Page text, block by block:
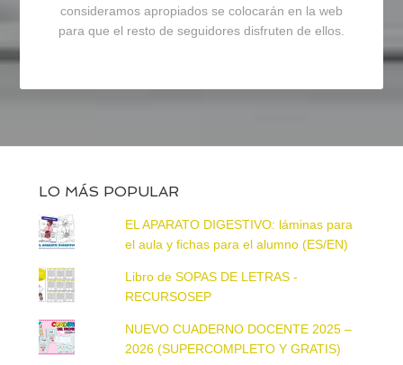
consideramos apropiados se colocarán en la web
para que el resto de seguidores disfruten de ellos.
LO MÁS POPULAR
EL APARATO DIGESTIVO: láminas para
el aula y fichas para el alumno (ES/EN)
Libro de SOPAS DE LETRAS -
RECURSOSEP
NUEVO CUADERNO DOCENTE 2025 –
2026 (SUPERCOMPLETO Y GRATIS)